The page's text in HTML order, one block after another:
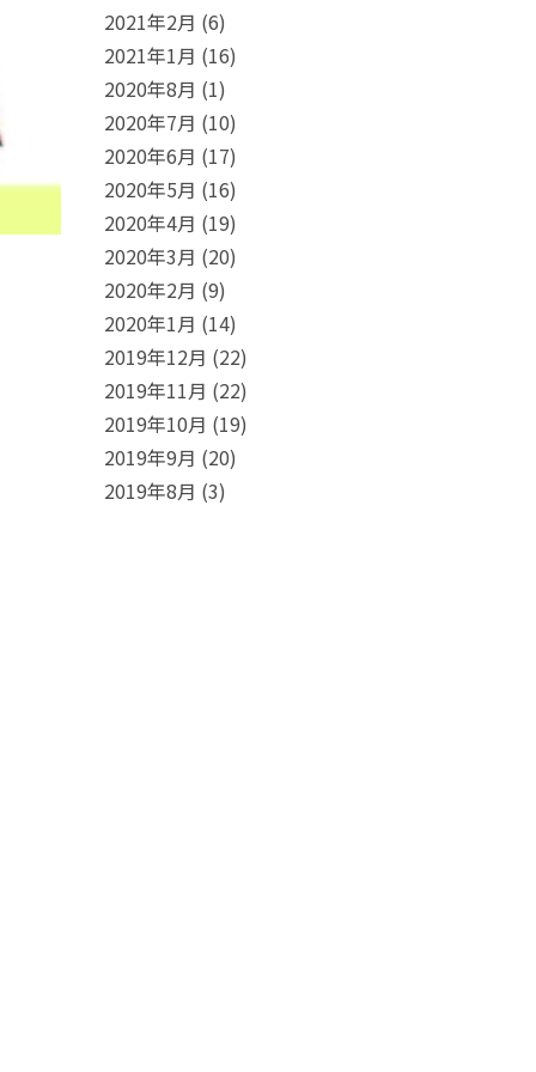
2021年2月 (6)
2021年1月 (16)
2020年8月 (1)
2020年7月 (10)
2020年6月 (17)
2020年5月 (16)
2020年4月 (19)
2020年3月 (20)
2020年2月 (9)
2020年1月 (14)
2019年12月 (22)
2019年11月 (22)
2019年10月 (19)
2019年9月 (20)
2019年8月 (3)